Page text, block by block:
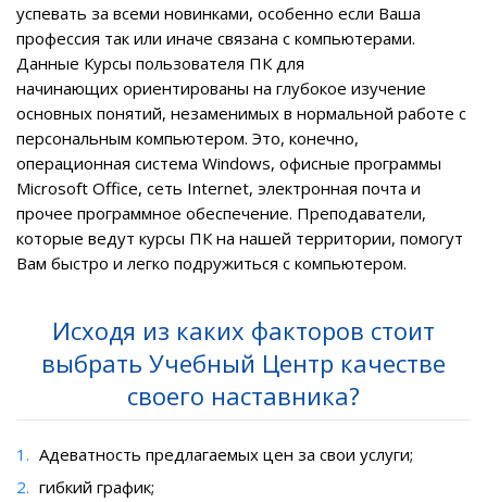
успевать за всеми новинками, особенно если Ваша
профессия так или иначе связана с компьютерами.
Данные Курсы пользователя ПК для
начинающих ориентированы на глубокое изучение
основных понятий, незаменимых в нормальной работе с
персональным компьютером. Это, конечно,
операционная система Windows, офисные программы
Microsoft Office, сеть Internet, электронная почта и
прочее программное обеспечение. Преподаватели,
которые ведут курсы ПК на нашей территории, помогут
Вам быстро и легко подружиться с компьютером.
Исходя из каких факторов стоит
выбрать Учебный Центр качестве
своего наставника?
Адеватность предлагаемых цен за свои услуги;
гибкий график;